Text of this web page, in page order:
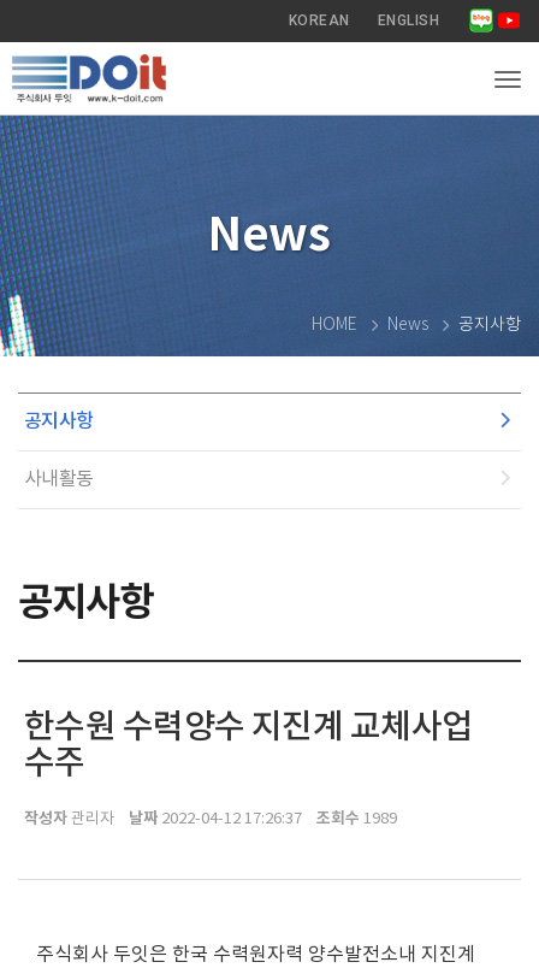
KOREAN ENGLISH
News
HOME News 공지사항
공지사항
사내활동
공지사항
한수원 수력양수 지진계 교체사업
수주
작성자 관리자 날짜 2022-04-12 17:26:37 조회수 1989
주식회사 두잇은 한국 수력원자력 양수발전소내 지진계